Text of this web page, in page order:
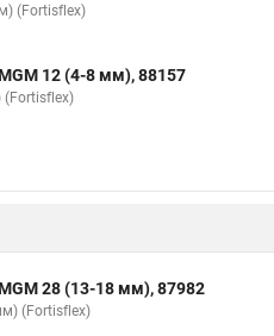
(Fortisflex)
12 (4-8 мм), 88157
28 (13-18 мм), 87982
(Fortisflex)